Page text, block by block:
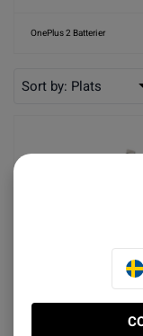
OnePlus 2 Batterier
Sort by: Plats
OnePlus 7 Batteri